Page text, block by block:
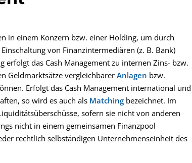
in einem Konzern bzw. einer Holding, um durch
von Finanzintermediären (z. B. Bank)
erfolgt das Cash Management zu internen Zins- bzw.
Geldmarktsätze vergleichbarer Anlagen bzw.
Erfolgt das Cash Management international und
so wird es auch als Matching bezeichnet. Im
sofern sie nicht von anderen
nicht in einem gemeinsamen Finanzpool
rechtlich selbständigen Unternehmenseinheit des